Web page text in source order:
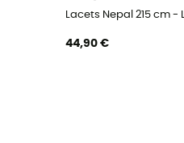
Lacets Nepal 215 cm
44,90 €